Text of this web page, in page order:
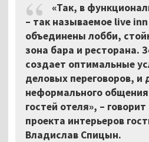
«Так, в
– так называемое live
объединены лобби,
зона бара и ресторана.
создает оптимальные
деловых переговоров, и
неформального
гостей отеля», –
проекта интерьеров
Владислав Спицын.